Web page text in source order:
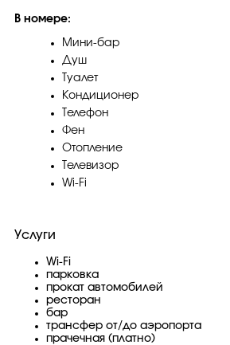
В номере:
Мини-бар
Душ
Туалет
Кондиционер
Телефон
Фен
Отопление
Телевизор
Wi-Fi
Услуги
Wi-Fi
парковка
прокат автомобилей
ресторан
бар
трансфер от/до аэропорта
прачечная (платно)